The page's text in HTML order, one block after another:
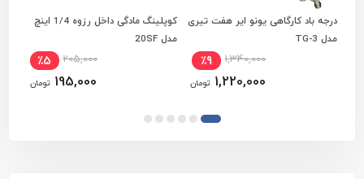
افزودن به سبد خرید
درجه باد کارگاهی یونو ایر هفت تیری
مدل TG-3
1,340,000 ٪9
1,220,000 تومان
افزودن به سبد خرید
کوپلینگ مادگی داخل رزوه 1/4 اینچ
مدل 20SF
205,000 ٪5
195,000 تومان